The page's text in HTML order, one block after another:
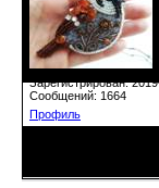
Зарегистрирован:
Сообщений: 1664
Профиль